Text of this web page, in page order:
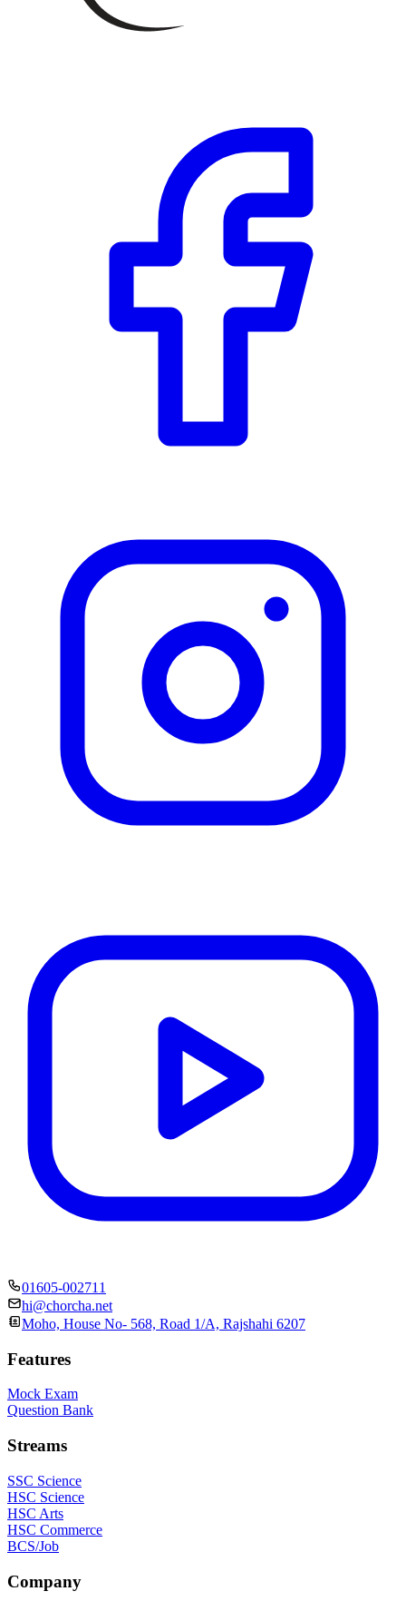
01605-002711
hi@chorcha.net
Moho, House No- 568, Road 1/A, Rajshahi 6207
Features
Mock Exam
Question Bank
Streams
SSC Science
HSC Science
HSC Arts
HSC Commerce
BCS/Job
Company